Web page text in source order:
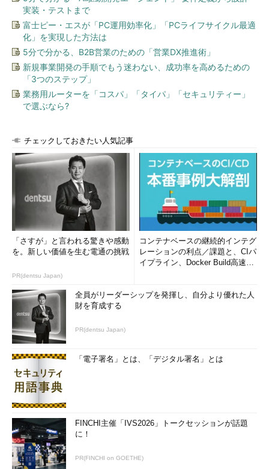
実装・テストまで
富士ピー・エスが「PC運用効率化」「PCライフサイクル最適
化」を実現した方法は
5分で分かる、B2B営業のための「営業DX推進術」
新規事業開発の手順でもう迷わない、成功率を高めるための
「3つのステップ」
業務用ルーターを「コスパ」「タイパ」「セキュリティー」
で選ぶなら?
チェックしておきたい人気記事
「さすが」と言われる驚きや感動
を。新しい価値を生む電通の挑戦
PR(dentsu Japan)
コンテナベースの継続的インテグ
レーションの利点／課題と、CIパ
イプライン、Docker Build高速化
全員がリーダーシップを発揮し、自分より優れた人
財を育成する
PR(dentsu Japan)
「電子署名」とは、「デジタル署名」とは
FINCHI主催「IVS2026」トークセッションが話題
に！
PR(FINCHI on GOETHE)